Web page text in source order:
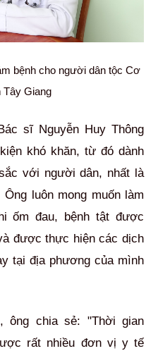
bệnh cho người dân tộc Cơ
Tây Giang
sĩ Nguyễn Huy Thông
khó khăn, từ đó dành
với người dân, nhất là
luôn mong muốn làm
ốm đau, bệnh tật được
được thực hiện các dịch
tại địa phương của mình
ông chia sẻ: "Thời gian
rất nhiều đơn vị y tế